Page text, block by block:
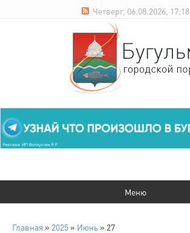
Четверг, 06.08.2026, 17:18
Главная » 2025 » Июнь » 27